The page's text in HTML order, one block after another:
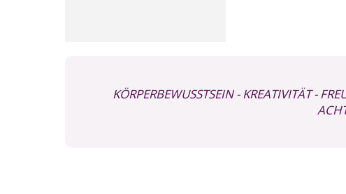
KÖRPERBEWUSSTSEIN- KREATIVITÄT-